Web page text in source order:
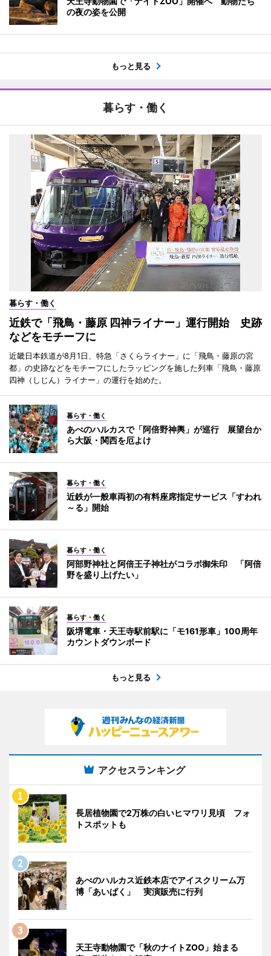
の夜の姿を公開
もっと見る
暮らす・働く
暮らす・働く
近鉄で「飛鳥・藤原 四神ライナー」運行開始 史跡
などをモチーフに
近畿日本鉄道が8月1日、特急「さくらライナー」に「飛鳥・藤原の宮
都」の史跡などをモチーフにしたラッピングを施した列車「飛鳥・藤原
四神（しじん）ライナー」の運行を始めた。
暮らす・働く
あべのハルカスで「阿倍野神輿」が巡行 展望台か
ら大阪・関西を厄よけ
暮らす・働く
近鉄が一般車両初の有料座席指定サービス「すわれ
～る」開始
暮らす・働く
阿部野神社と阿倍王子神社がコラボ御朱印 「阿倍
野を盛り上げたい」
暮らす・働く
阪堺電車・天王寺駅前駅に「モ161形車」100周年
カウントダウンボード
もっと見る
アクセスランキング
長居植物園で2万株の白いヒマワリ見頃 フォ
トスポットも
あべのハルカス近鉄本店でアイスクリーム万
博「あいぱく」 実演販売に行列
天王寺動物園で「秋のナイトZOO」始まる